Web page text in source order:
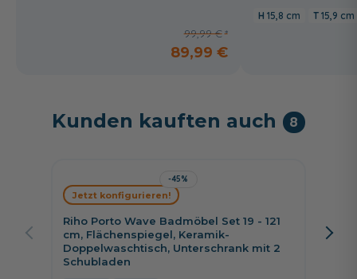
99,99 €
89,99 €
15,8 cm 15,9 cm
Kunden kauften auch 8
-45%
Riho Porto Wave Badmöbel Set 19 - 121
cm, Flächenspiegel, Keramik-
Doppelwaschtisch, Unterschrank mit 2
Schubladen
Jetzt konfigurieren!